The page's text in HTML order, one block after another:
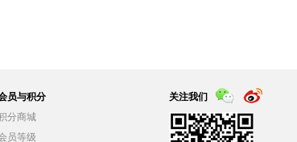
员与积分
分商城
员等级
关注我们